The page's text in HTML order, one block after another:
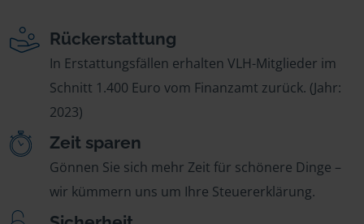
Rückerstattung
In Erstattungsfällen erhalten VLH-Mitglieder im
Schnitt 1.400 Euro vom Finanzamt zurück. (Jahr:
2023)
Zeit sparen
Gönnen Sie sich mehr Zeit für schönere Dinge –
wir kümmern uns um Ihre Steuererklärung.